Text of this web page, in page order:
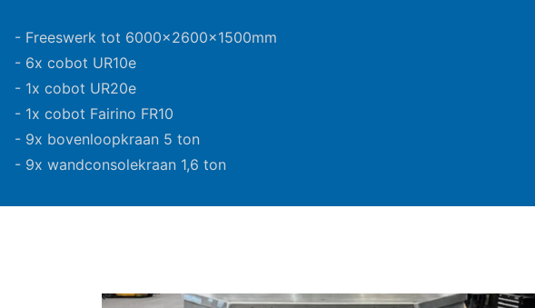
- Freeswerk tot 6000x2600x1500mm
- 6x cobot UR10e
- 1x cobot UR20e
- 1x cobot Fairino FR10
- 9x bovenloopkraan 5 ton
- 9x wandconsolekraan 1,6 ton